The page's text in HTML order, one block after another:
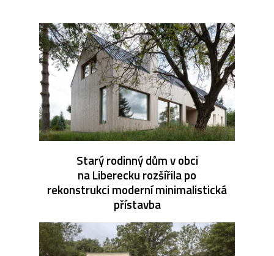
Starý rodinný dům v obci
na Liberecku rozšířila po
rekonstrukci moderní minimalistická
přístavba